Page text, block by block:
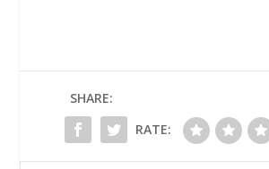
SHARE:
RATE: